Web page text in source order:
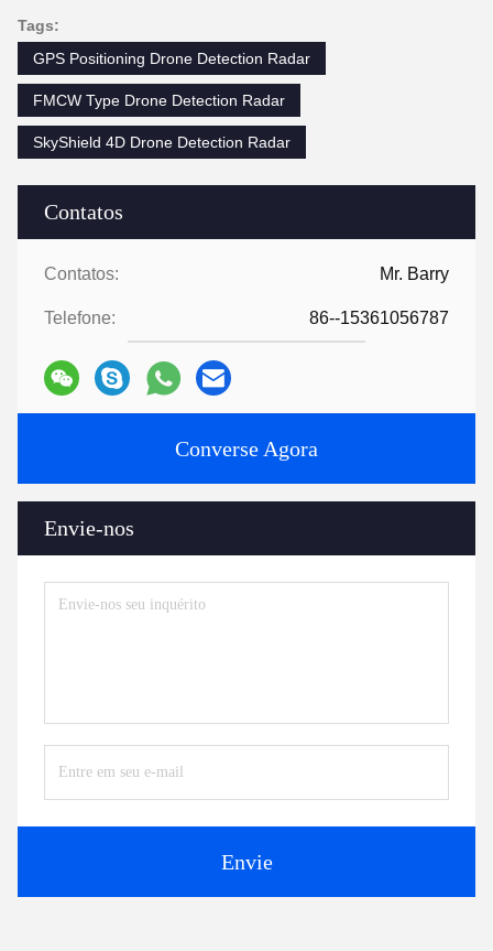
Contatos
Contatos: Mr. Barry
Telefone: 86--15361056787
Converse Agora
Envie-nos
Envie
Tags:
GPS Positioning Drone Detection Radar
FMCW Type Drone Detection Radar
SkyShield 4D Drone Detection Radar